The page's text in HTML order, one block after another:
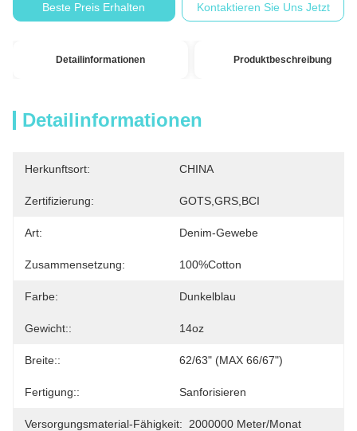
Beste Preis Erhalten Kontaktieren Sie Uns Jetzt
Detailinformationen Produktbeschreibung
Detailinformationen
Herkunftsort: CHINA
Zertifizierung: GOTS,GRS,BCI
Art: Denim-Gewebe
Zusammensetzung: 100%cotton
Farbe: Dunkelblau
Gewicht:: 14oz
Breite:: 62/63" (MAX 66/67")
Fertigung:: Sanforisieren
Versorgungsmaterial-Fähigkeit: 2000000 Meter/Monat